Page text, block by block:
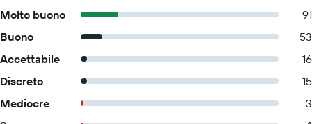
Molto buono
91
Buono
53
Accettabile
16
Discreto
15
Mediocre
3